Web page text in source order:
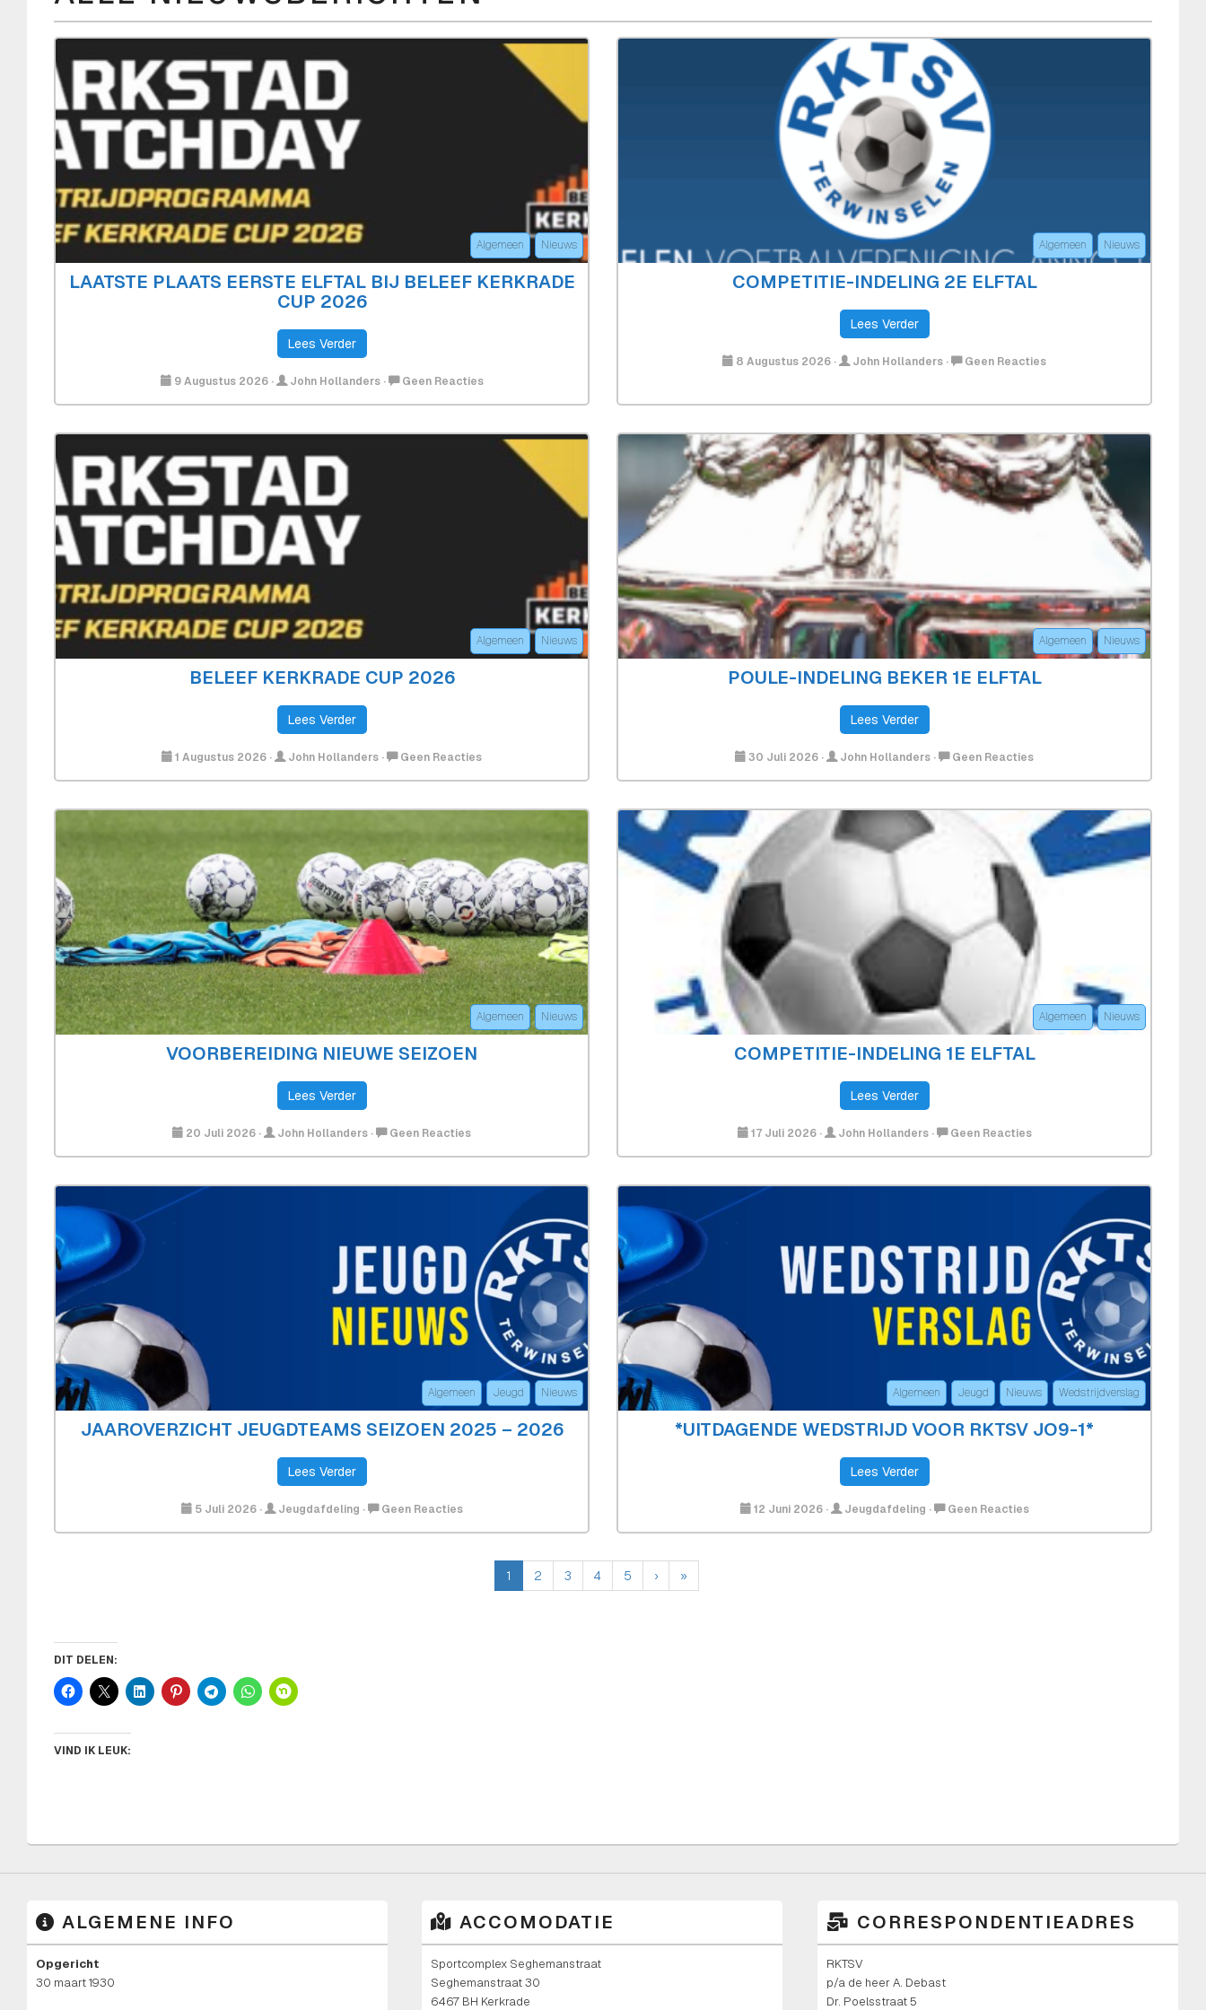
Algemeen Nieuws
LAATSTE PLAATS EERSTE ELFTAL BIJ BELEEF KERKRADE
CUP 2026
Lees Verder
9 Augustus 2026· John Hollanders· Geen ReactiesOp
Laatste
Plaats
Eerste
Algemeen Nieuws
COMPETITIE-INDELING 2E ELFTAL
Lees Verder
8 Augustus 2026 · John Hollanders · Geen ReactiesOp
2e
Elftal
Algemeen Nieuws
BELEEF KERKRADE CUP 2026
Lees Verder
1 Augustus 2026 · John Hollanders · Geen ReactiesOp
Beleef
Kerkrade
2026
Algemeen Nieuws
POULE-INDELING BEKER 1E ELFTAL
Lees Verder
30 Juli 2026 · John Hollanders · Geen ReactiesOp
Poule-
Indeling
Beker
1e
Algemeen Nieuws
VOORBEREIDING NIEUWE SEIZOEN
Lees Verder
20 Juli 2026 · John Hollanders · Geen ReactiesOp
Voorbereiding
Nieuwe
Algemeen Nieuws
COMPETITIE-INDELING 1E ELFTAL
Lees Verder
17 Juli 2026· John Hollanders· Geen ReactiesOp
Competitie-
Indeling
Algemeen Jeugd Nieuws
JAAROVERZICHT JEUGDTEAMS SEIZOEN 2025 – 2026
Lees Verder
5 Juli 2026· Jeugdafdeling · Geen ReactiesOp
Jaaroverzicht
Jeugdteams
Algemeen Jeugd Nieuws Wedstrijdverslag
*UITDAGENDE WEDSTRIJD VOOR RKTSV JO9-1*
Lees Verder
12 Juni 2026· Jeugdafdeling · Geen ReactiesOp
*Uitdagende
1 2 3 4 5 › »
DIT DELEN:
VIND IK LEUK:
ALGEMENE INFO
Opgericht
30 maart 1930
ACCOMODATIE
Sportcomplex Seghemanstraat
Seghemanstraat 30
6467 BH Kerkrade
CORRESPONDENTIEADRES
RKTSV
p/a de heer A. Debast
Dr. Poelsstraat 5